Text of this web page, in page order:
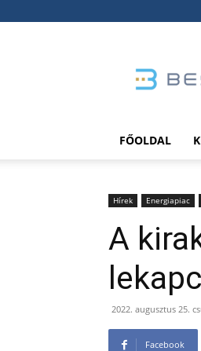
FŐOLDAL
Hírek Energiapiac
A
2022. augusztus 25.
Facebook